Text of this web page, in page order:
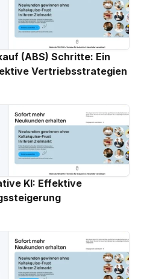
(ABS) Schritte: Ein
Vertriebsstrategien
KI: Effektive